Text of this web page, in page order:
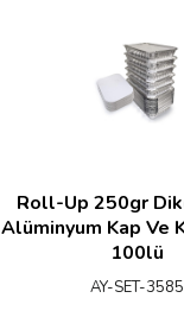
Roll-Up 250gr
Alüminyum Kap Ve
100lü
AY-SET-3585